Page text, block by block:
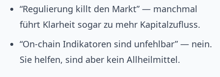
“Regulierung killt den Markt” — manchmal
führt Klarheit sogar zu mehr Kapitalzufluss.
“On-chain Indikatoren sind unfehlbar” — nein.
Sie helfen, sind aber kein Allheilmittel.